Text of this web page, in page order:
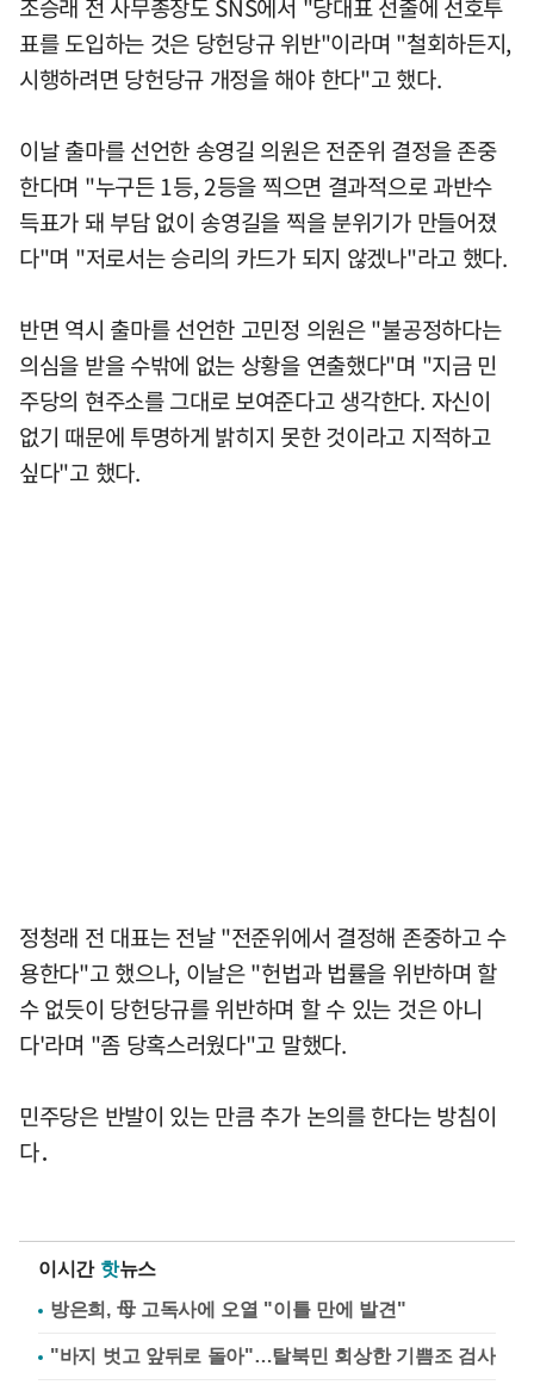
조승래 전 사무총장도 SNS에서 "당대표 선출에 선호투
표를 도입하는 것은 당헌당규 위반"이라며 "철회하든지,
시행하려면 당헌당규 개정을 해야 한다"고 했다.
이날 출마를 선언한 송영길 의원은 전준위 결정을 존중
한다며 "누구든 1등, 2등을 찍으면 결과적으로 과반수
득표가 돼 부담 없이 송영길을 찍을 분위기가 만들어졌
다"며 "저로서는 승리의 카드가 되지 않겠나"라고 했다.
반면 역시 출마를 선언한 고민정 의원은 "불공정하다는
의심을 받을 수밖에 없는 상황을 연출했다"며 "지금 민
주당의 현주소를 그대로 보여준다고 생각한다. 자신이
없기 때문에 투명하게 밝히지 못한 것이라고 지적하고
싶다"고 했다.
정청래 전 대표는 전날 "전준위에서 결정해 존중하고 수
용한다"고 했으나, 이날은 "헌법과 법률을 위반하며 할
수 없듯이 당헌당규를 위반하며 할 수 있는 것은 아니
다'라며 "좀 당혹스러웠다"고 말했다.
민주당은 반발이 있는 만큼 추가 논의를 한다는 방침이
다．
이시간 핫뉴스
방은희, 母 고독사에 오열 "이틀 만에 발견"
"바지 벗고 앞뒤로 돌아"…탈북민 회상한 기쁨조 검사